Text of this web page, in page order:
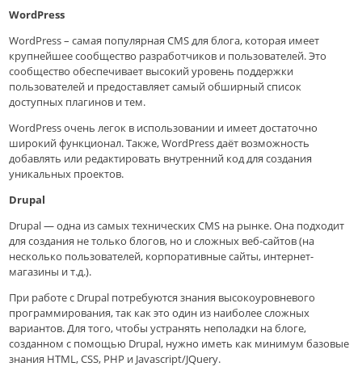
WordPress
WordPress – самая популярная CMS для блога, которая имеет
крупнейшее сообщество разработчиков и пользователей. Это
сообщество обеспечивает высокий уровень поддержки
пользователей и предоставляет самый обширный список
доступных плагинов и тем.
WordPress очень легок в использовании и имеет достаточно
широкий функционал. Также, WordPress даёт возможность
добавлять или редактировать внутренний код для создания
уникальных проектов.
Drupal
Drupal — одна из самых технических CMS на рынке. Она подходит
для создания не только блогов, но и сложных веб-сайтов (на
несколько пользователей, корпоративные сайты, интернет-
магазины и т.д.).
При работе с Drupal потребуются знания высокоуровневого
программирования, так как это один из наиболее сложных
вариантов. Для того, чтобы устранять неполадки на блоге,
созданном с помощью Drupal, нужно иметь как минимум базовые
знания HTML, CSS, PHP и Javascript/JQuery.